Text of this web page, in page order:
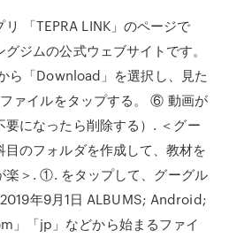
「TEPRA LINK」のページで
ジムの公式ウェブサイトです。
ら「Download」を選択し、見た
ァイルをタップする。 ⑥ 動画が
要になったら削除する）. ＜グー
目のフォルダを作成して、教材を
楽＞. ①. をタップして、グーグル
年9月1日 ALBUMS; Android;
「jp」などから始まるファイ